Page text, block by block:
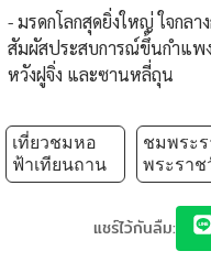
- มรดกโลกสุดยิ่งใหญ่ ใจกลา
สัมผัสประสบการณ์ขึ้นกำแพ
หวังฝูจิ่ง และซานหลี่ถุน
เที่ยวชมหอ
ฟ้าเทียนถาน
ชมพระ
พระราช
แชร์ไว้กันลืม: